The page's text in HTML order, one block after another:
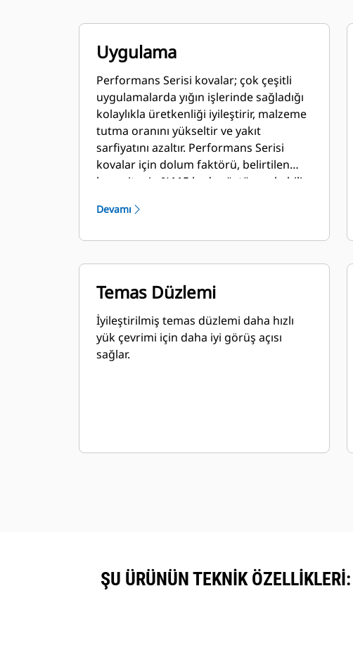
Uygulama
Performans Serisi kovalar; çok çeşitli
uygulamalarda yığın işlerinde sağladığı
kolaylıkla üretkenliği iyileştirir, malzeme
tutma oranını yükseltir ve yakıt
sarfiyatını azaltır. Performans Serisi
kovalar için dolum faktörü, belirtilen
kapasitenin %115 kadar üstüne çıkabilir.
Devamı
Temas Düzlemi
İyileştirilmiş temas düzlemi daha hızlı
yük çevrimi için daha iyi görüş açısı
sağlar.
ŞU ÜRÜNÜN TEKNIK